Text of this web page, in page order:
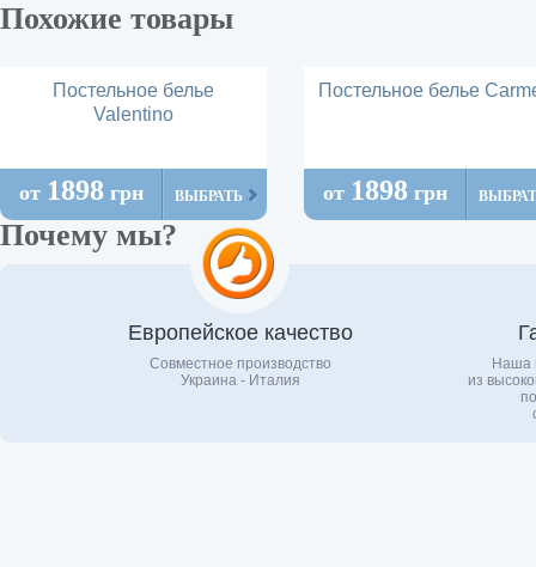
Похожие товары
Постельное белье
Valentino
от 1898 грн ВЫБРАТЬ
Постельное белье
от 1898 грн
Почему мы?
Европейское качество
Совместное производство
Украина - Италия
Наша
из